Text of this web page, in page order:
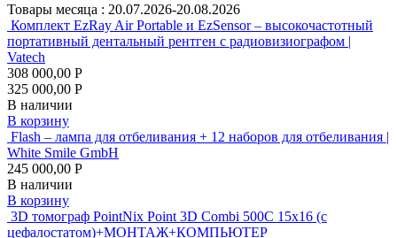
Товары месяца : 20.07.2026-20.08.2026
Комплект EzRay Air Portable и EzSensor – высокочастотный
портативный дентальный рентген с радиовизиографом |
Vatech
308 000,00 Р
325 000,00 Р
В наличии
В корзину
Flash – лампа для отбеливания + 12 наборов для отбеливания |
White Smile GmbH
245 000,00 Р
В наличии
В корзину
3D томограф PointNix Point 3D Combi 500C 15х16 (с
цефалостатом)+МОНТАЖ+КОМПЬЮТЕР